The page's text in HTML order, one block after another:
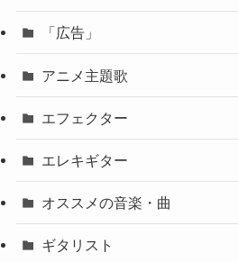
「広告」
アニメ主題歌
エフェクター
エレキギター
オススメの音楽・曲
ギタリスト